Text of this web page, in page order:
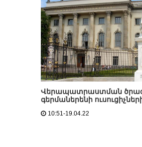
Վերապատրաստման
գերմաներենի
10:51-19.04.22